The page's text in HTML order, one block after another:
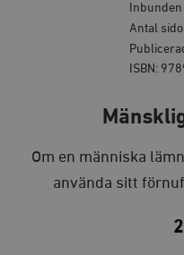
Inbunden
Antal
ISBN:
Om en människa
använda sitt